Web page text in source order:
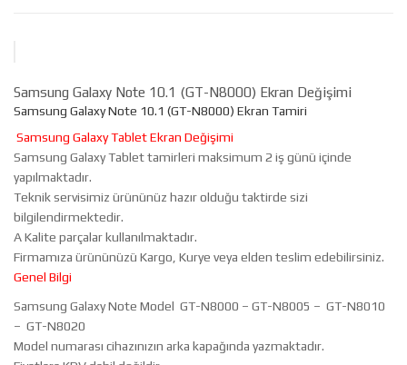
Samsung Galaxy Note 10.1 (GT-N8000) Ekran Değişimi
Samsung Galaxy Note 10.1 (GT-N8000) Ekran Tamiri
Samsung Galaxy Tablet Ekran Değişimi
Samsung Galaxy Tablet tamirleri maksimum 2 iş günü içinde
yapılmaktadır.
Teknik servisimiz ürününüz hazır olduğu taktirde sizi
bilgilendirmektedir.
A Kalite parçalar kullanılmaktadır.
Firmamıza ürününüzü Kargo, Kurye veya elden teslim edebilirsiniz.
Genel Bilgi
Samsung Galaxy Note Model GT-N8000 – GT-N8005 – GT-N8010
– GT-N8020
Model numarası cihazınızın arka kapağında yazmaktadır.